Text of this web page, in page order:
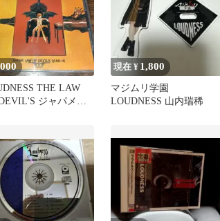
THE LAW
ジャパメ
現在 ¥ 1,800
マジムリ学園
LOUDNESS 山内瑞稀